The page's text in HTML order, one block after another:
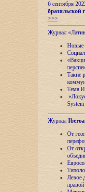
6 сентября
бразильской
>>>
Журнал
Новые
Такие
Тема
Журнал
От
От
Левое